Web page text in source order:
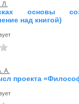
Л.
основы
над книгой)
А.
проекта